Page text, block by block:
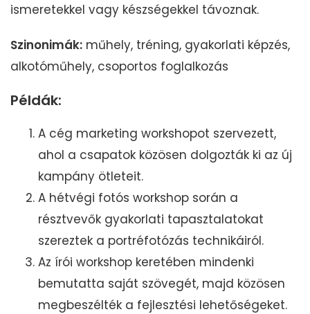
ismeretekkel vagy készségekkel távoznak.
Szinonimák: műhely, tréning, gyakorlati képzés,
alkotóműhely, csoportos foglalkozás
Példák:
A cég marketing workshopot szervezett,
ahol a csapatok közösen dolgozták ki az új
kampány ötleteit.
A hétvégi fotós workshop során a
résztvevők gyakorlati tapasztalatokat
szereztek a portréfotózás technikáiról.
Az írói workshop keretében mindenki
bemutatta saját szövegét, majd közösen
megbeszélték a fejlesztési lehetőségeket.